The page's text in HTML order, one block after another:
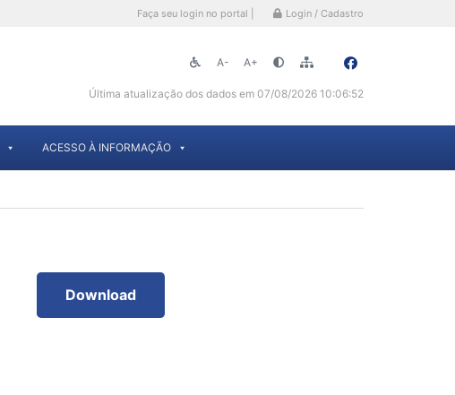
Faça seu login no portal | Login / Cadastro
A- A+
Última atualização dos dados em 07/08/2026 10:06:52
ACESSO À INFORMAÇÃO
Download